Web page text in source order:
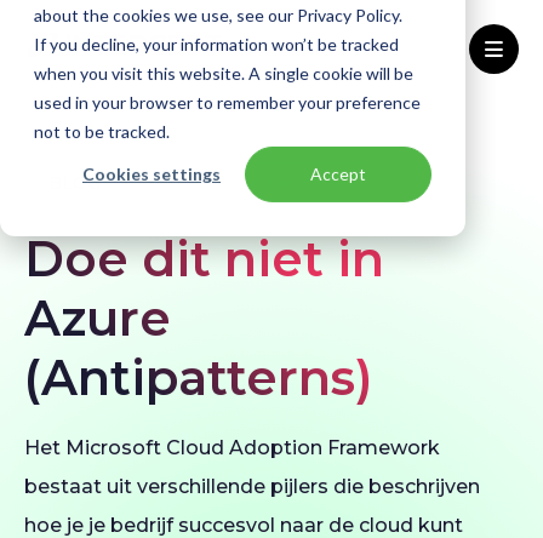
about the cookies we use, see our Privacy Policy.
If you decline, your information won’t be tracked
when you visit this website. A single cookie will be
used in your browser to remember your preference
not to be tracked.
Cookies settings Accept
Home Blogs Microsoft Azure Antipatterns
BLOG Azure Modernisatie
Doe dit niet in
Azure
(Antipatterns)
Het Microsoft Cloud Adoption Framework
bestaat uit verschillende pijlers die beschrijven
hoe je je bedrijf succesvol naar de cloud kunt